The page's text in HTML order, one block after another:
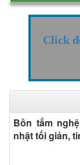
Click
Bồn tắm nghệ thuật Rudi RUB111 – Thiết kế chữ
nhật tối giản,